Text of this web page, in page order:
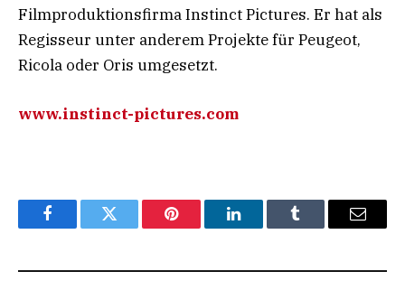
Filmproduktionsfirma Instinct Pictures. Er hat als
Regisseur unter anderem Projekte für Peugeot,
Ricola oder Oris umgesetzt.
www.instinct-pictures.com
FacebookTwitter Pinterest LinkedInTumblr Email